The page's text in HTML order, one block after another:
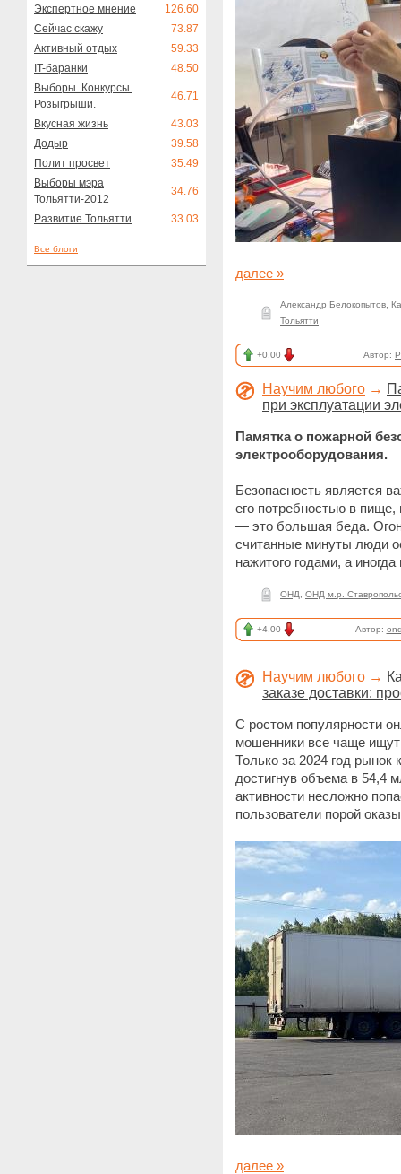
Экспертное мнение
126.60
Сейчас скажу
73.87
Активный отдых
59.33
IT-баранки
48.50
Выборы. Конкурсы.
Розыгрыши.
46.71
Вкусная жизнь
43.03
Додыр
39.58
Полит просвет
35.49
Выборы мэра
Тольятти-2012
34.76
Развитие Тольятти 33.03
Все блоги
далее »
Александр Белокопытов
Тольятти
+0.00 Автор:
Научим любого →
при эксплуатации
Памятка о пожарной
электрооборудования.
Безопасность является
его потребностью в
— это большая беда.
считанные минуты люди
нажитого годами, а
ОНД ОНД м.р.
+4.00 Автор:
Научим любого →
заказе доставки:
С ростом популярности
мошенники все чаще
Только за 2024 год рынок
достигнув объема в 54,4
активности несложно
пользователи порой
далее »